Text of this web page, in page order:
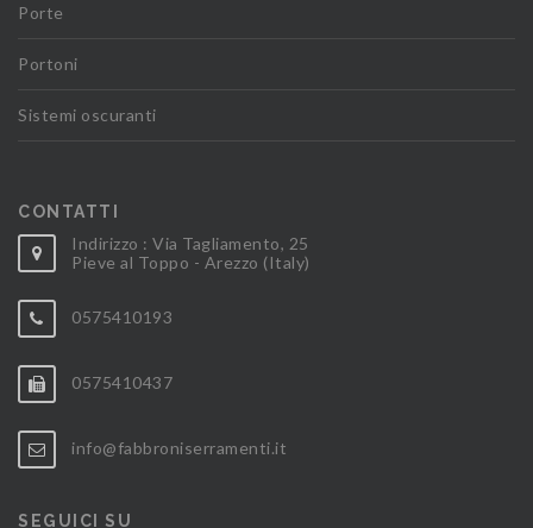
Porte
Portoni
Sistemi oscuranti
CONTATTI
Indirizzo : Via Tagliamento, 25
Pieve al Toppo - Arezzo (Italy)
0575410193
0575410437
info@fabbroniserramenti.it
SEGUICI SU